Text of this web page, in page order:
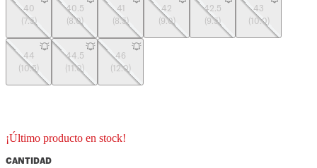
40
(7.5)
40.5
(8.0)
41
(8.5)
42
(9.0)
42.5
(9.5)
43
(10.0)
44
(10.5)
44.5
(11.0)
46
(12.0)
¡Último producto en stock!
CANTIDAD